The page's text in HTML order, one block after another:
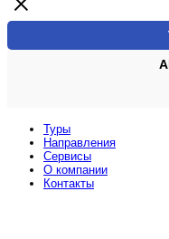
Туры
Направления
Сервисы
O компании
Контакты